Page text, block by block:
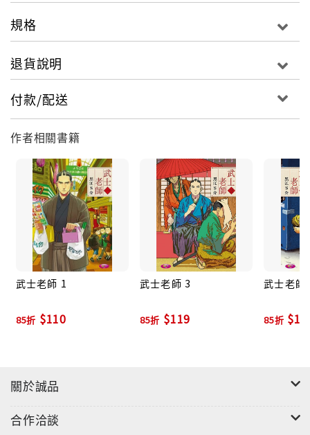
規格
退貨說明
付款/配送
作者相關書籍
武士老師 1
85折 $110
武士老師 3
85折 $119
武士老師
85折
關於誠品
合作洽談